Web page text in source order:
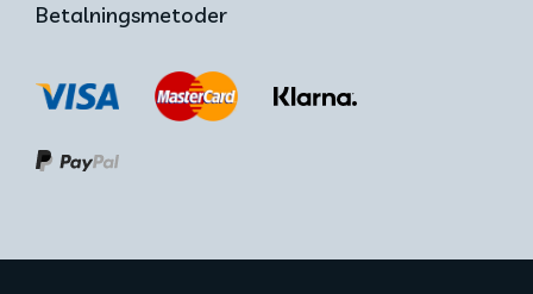
Betalningsmetoder